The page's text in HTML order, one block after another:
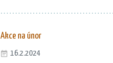
Akce na únor
16.2.2024